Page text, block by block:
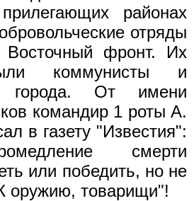
районах
отряды
фронт. Их
коммунисты и
города. От имени
командир 1 роты А.
в газету "Известия":
смерти
или победить, но не
оружию, товарищи"!